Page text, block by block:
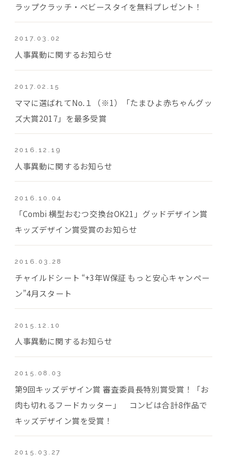
ラップクラッチ・ベビースタイを無料プレゼント！
2017.03.02
人事異動に関するお知らせ
2017.02.15
ママに選ばれてNo.１（※1）「たまひよ赤ちゃんグッ
ズ大賞2017」を最多受賞
2016.12.19
人事異動に関するお知らせ
2016.10.04
「Combi 横型おむつ交換台OK21」グッドデザイン賞
キッズデザイン賞受賞のお知らせ
2016.03.28
チャイルドシート “+3年W保証 もっと安心キャンペー
ン”4月スタート
2015.12.10
人事異動に関するお知らせ
2015.08.03
第9回キッズデザイン賞 審査委員長特別賞受賞！「お
肉も切れるフードカッター」 コンビは合計8作品で
キッズデザイン賞を受賞！
2015.03.27